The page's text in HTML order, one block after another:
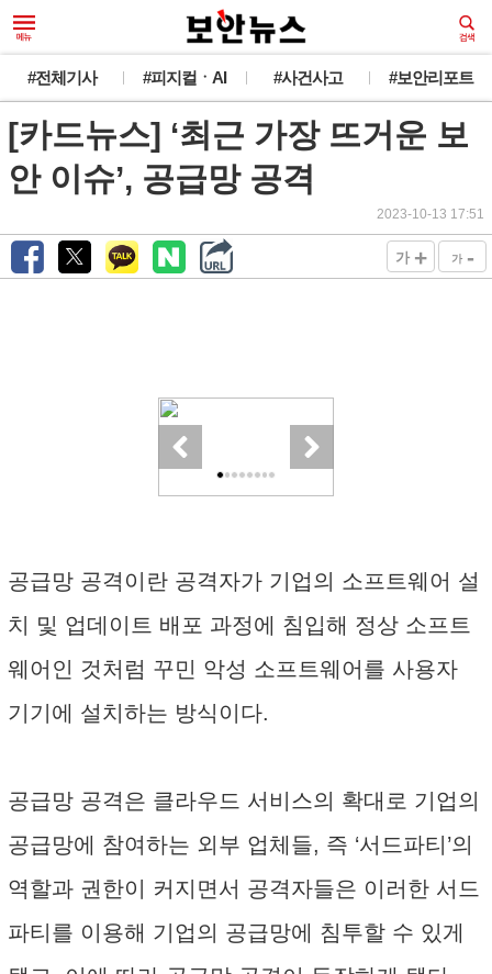
#전체기사 #피지컬ㆍAI #사건사고 #보안리포트
[카드뉴스] ‘최근 가장 뜨거운 보
안 이슈’, 공급망 공격
2023-10-13 17:51
가 + 가 -
공급망 공격이란 공격자가 기업의 소프트웨어 설
치 및 업데이트 배포 과정에 침입해 정상 소프트
웨어인 것처럼 꾸민 악성 소프트웨어를 사용자
기기에 설치하는 방식이다.
공급망 공격은 클라우드 서비스의 확대로 기업의
공급망에 참여하는 외부 업체들, 즉 ‘서드파티’의
역할과 권한이 커지면서 공격자들은 이러한 서드
파티를 이용해 기업의 공급망에 침투할 수 있게